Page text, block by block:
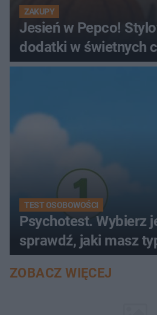
ZAKUPY
Jesień w Pepco!
dodatki w świetnych
TEST OSOBOWOŚCI
Psychotest. Wybierz
sprawdź, jaki masz
ZOBACZ WIĘCEJ